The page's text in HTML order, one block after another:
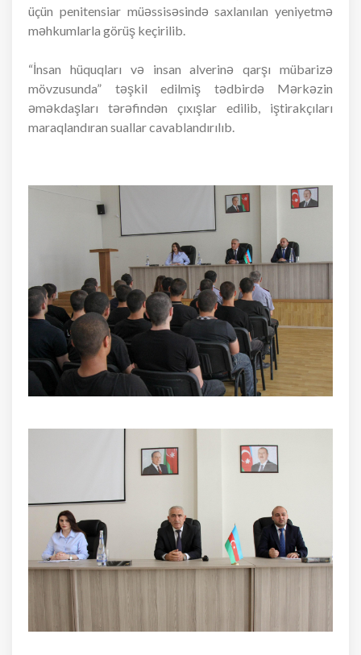
üçün penitensiar müəssisəsində saxlanılan yeniyetmə
məhkumlarla görüş keçirilib.
“İnsan hüquqları və insan alverinə qarşı mübarizə
mövzusunda” təşkil edilmiş tədbirdə Mərkəzin
əməkdaşları tərəfindən çıxışlar edilib, iştirakçıları
maraqlandıran suallar cavablandırılıb.